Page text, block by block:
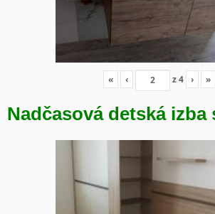
« ‹ z4 › »
Nadčasová detská izba